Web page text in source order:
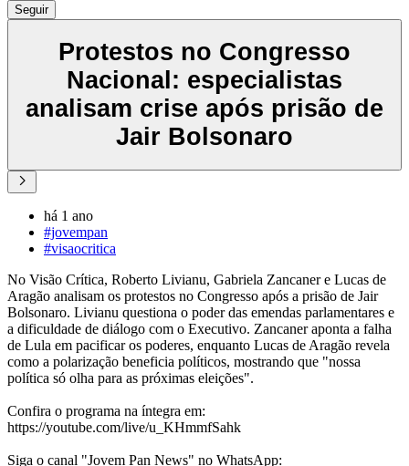
Seguir
Protestos no Congresso
Nacional: especialistas
analisam crise após prisão de
Jair Bolsonaro
há 1 ano
#jovempan
#visaocritica
No Visão Crítica, Roberto Livianu, Gabriela Zancaner e Lucas de
Aragão analisam os protestos no Congresso após a prisão de Jair
Bolsonaro. Livianu questiona o poder das emendas parlamentares e
a dificuldade de diálogo com o Executivo. Zancaner aponta a falha
de Lula em pacificar os poderes, enquanto Lucas de Aragão revela
como a polarização beneficia políticos, mostrando que "nossa
política só olha para as próximas eleições".
Confira o programa na íntegra em:
https://youtube.com/live/u_KHmmfSahk
Siga o canal "Jovem Pan News" no WhatsApp: